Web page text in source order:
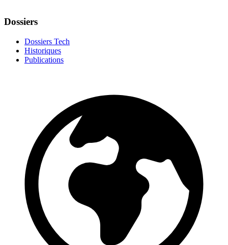
Dossiers
Dossiers Tech
Historiques
Publications